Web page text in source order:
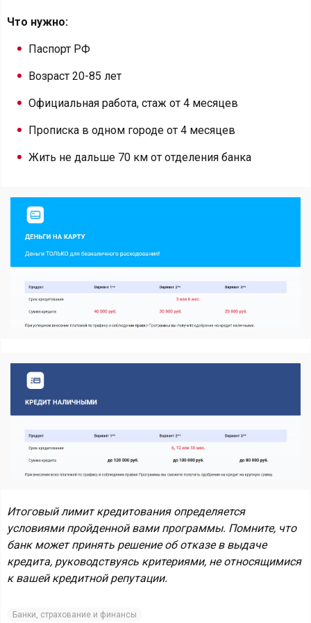
Что нужно:
Паспорт РФ
Возраст 20-85 лет
Официальная работа, стаж от 4 месяцев
Прописка в одном городе от 4 месяцев
Жить не дальше 70 км от отделения банка
Итоговый лимит кредитования определяется
условиями пройденной вами программы. Помните, что
банк может принять решение об отказе в выдаче
кредита, руководствуясь критериями, не относящимися
к вашей кредитной репутации.
Банки, страхование и финансы